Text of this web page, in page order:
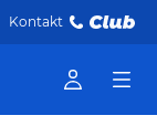
Kontakt